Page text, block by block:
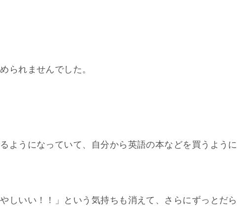
られませんでした。
ようになっていて、自分から英語の本などを買うように
しいい！！」という気持ちも消えて、さらにずっとだら